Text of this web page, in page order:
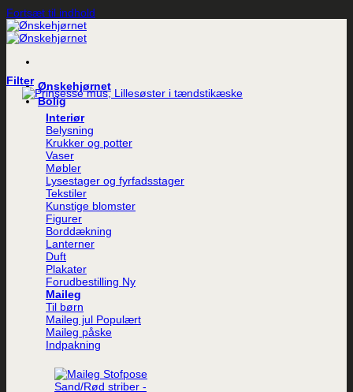
Fortsæt til indhold
Ønskehjørnet
Bolig
Interiør
Belysning
Krukker og potter
Vaser
Møbler
Lysestager og fyrfadsstager
Tekstiler
Kunstige blomster
Figurer
Borddækning
Lanterner
Duft
Plakater
Forudbestilling
Maileg
Til børn
Maileg jul
Maileg påske
Indpakning
Filter